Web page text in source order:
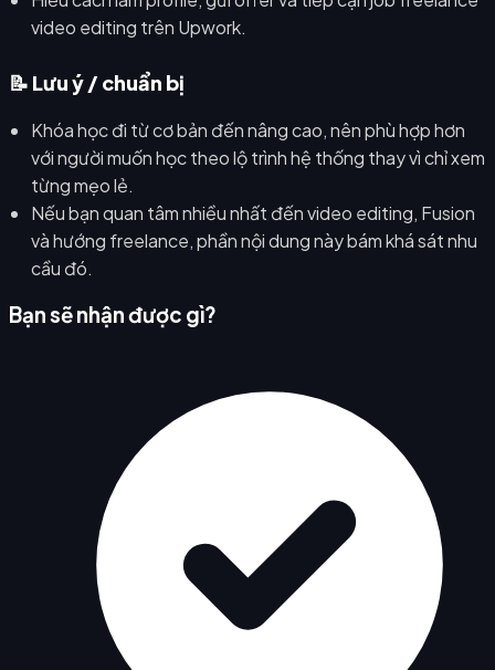
video editing trên Upwork.
📝 Lưu ý / chuẩn bị
Khóa học đi từ cơ bản đến nâng cao, nên phù hợp hơn
với người muốn học theo lộ trình hệ thống thay vì chỉ xem
từng mẹo lẻ.
Nếu bạn quan tâm nhiều nhất đến video editing, Fusion
và hướng freelance, phần nội dung này bám khá sát nhu
cầu đó.
Bạn sẽ nhận được gì?